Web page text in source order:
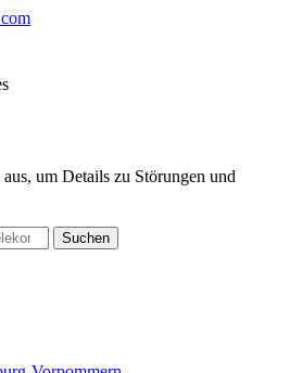
um Details zu Störungen und
Suchen